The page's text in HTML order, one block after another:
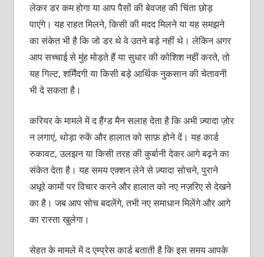
लेकर डर कम होगा या आप पैसों की बेवजह की चिंता छोड़
पाएंगे। यह राहत मिलने, किसी की मदद मिलने या यह समझने
का संकेत भी है कि जो डर थे वे उतने बड़े नहीं थे। लेकिन अगर
आप सच्चाई से मुंह मोड़ते हैं या सुधार की कोशिश नहीं करते, तो
यह गिल्ट, शर्मिंदगी या किसी बड़े आर्थिक नुकसान की चेतावनी
भी दे सकता है।
करियर के मामले में द हैंग्ड मैन सलाह देता है कि अभी ज़्यादा ज़ोर
न लगाएं, थोड़ा रुकें और हालात को साफ़ होने दें। यह कार्ड
रुकावट, उलझन या किसी तरह की कुर्बानी देकर आगे बढ़ने का
संकेत देता है। यह समय एक्शन लेने से ज़्यादा सोचने, पुराने
अधूरे कामों पर विचार करने और हालात को नए नज़रिए से देखने
का है। जब आप सोच बदलेंगे, तभी नए समाधान मिलेंगे और आगे
का रास्ता खुलेगा।
सेहत के मामले में द एम्प्रेस कार्ड बताती है कि इस समय आपके